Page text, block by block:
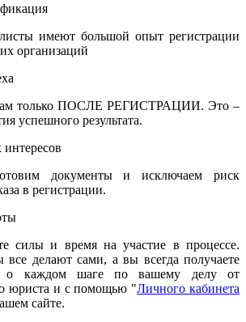
имеют большой опыт регистрации
организаций
только ПОСЛЕ РЕГИСТРАЦИИ. Это –
успешного результата.
документы и исключаем риск
в регистрации.
силы и время на участие в процессе.
делают сами, а вы всегда получаете
о каждом шаге по вашему делу от
юриста и с помощью "Личного кабинета
сайте.